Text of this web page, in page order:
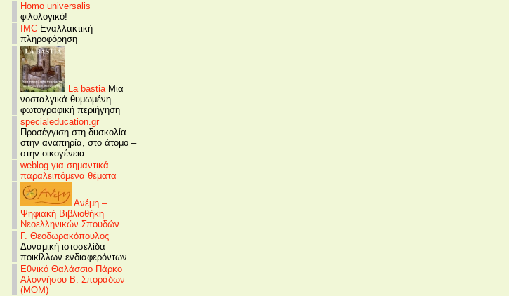
Homo universalis
φιλολογικό!
IMCΕναλλακτική
πληροφόρηση
La bastiaΜια
νοσταλγικά θυμωμένη
φωτογραφική περιήγηση
specialeducation.gr
Προσέγγιση στη δυσκολία –
στην αναπηρία, στο άτομο –
στην οικογένεια
weblog για σημαντικά
παραλειπόμενα θέματα
Ανέμη –
Ψηφιακή Βιβλιοθήκη
Νεοελληνικών Σπουδών
Γ. Θεοδωρακόπουλος
Δυναμική ιστοσελίδα
ποικίλλων ενδιαφερόντων.
Εθνικό Θαλάσσιο Πάρκο
Αλοννήσου Β. Σποράδων
(MOM)